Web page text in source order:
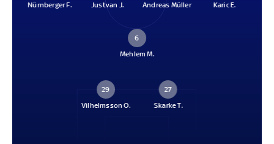
Nürnberger F.
Justvan J.
Andreas Müller
Karic E.
6
Mehlem M.
29
Vilhelmsson O.
27
Skarke T.